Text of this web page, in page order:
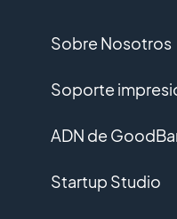
Sobre Nosotros
Soporte
ADN de
Startup Studio